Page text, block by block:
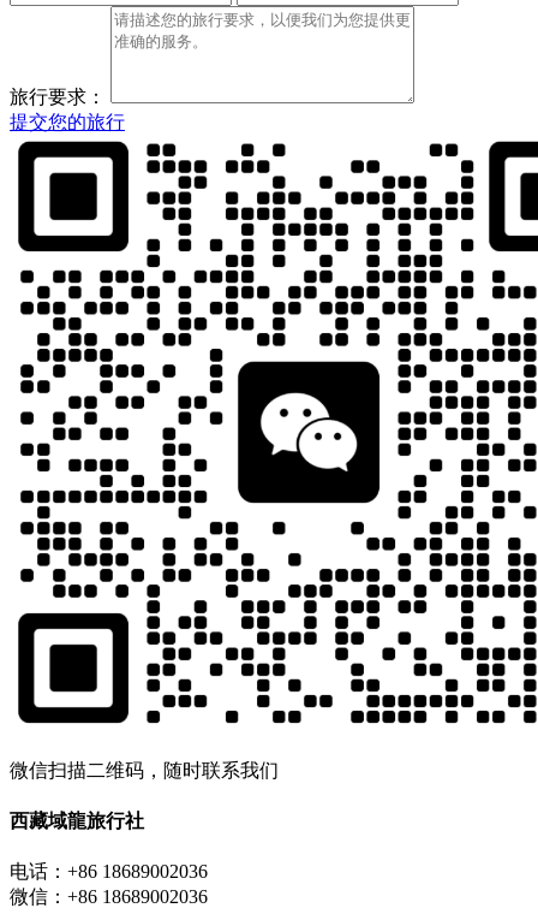
旅行要求：
提交您的旅行
微信扫描二维码，随时联系我们
西藏域龍旅行社
电话：+86 18689002036
微信：+86 18689002036